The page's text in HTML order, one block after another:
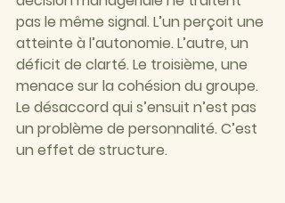
pas le même signal. L’un perçoit une
atteinte à l’autonomie. L’autre, un
déficit de clarté. Le troisième, une
menace sur la cohésion du groupe.
Le désaccord qui s’ensuit n’est pas
un problème de personnalité. C’est
un effet de structure.